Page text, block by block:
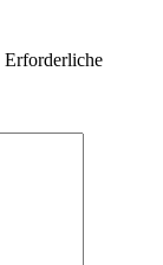
Erforderliche